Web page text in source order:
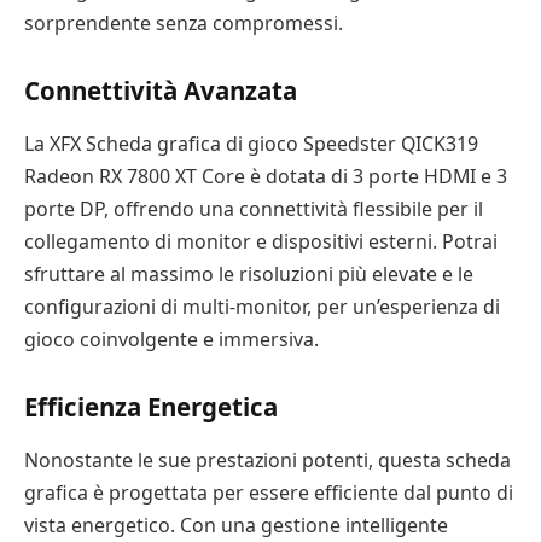
sorprendente senza compromessi.
Connettività Avanzata
La XFX Scheda grafica di gioco Speedster QICK319
Radeon RX 7800 XT Core è dotata di 3 porte HDMI e 3
porte DP, offrendo una connettività flessibile per il
collegamento di monitor e dispositivi esterni. Potrai
sfruttare al massimo le risoluzioni più elevate e le
configurazioni di multi-monitor, per un’esperienza di
gioco coinvolgente e immersiva.
Efficienza Energetica
Nonostante le sue prestazioni potenti, questa scheda
grafica è progettata per essere efficiente dal punto di
vista energetico. Con una gestione intelligente